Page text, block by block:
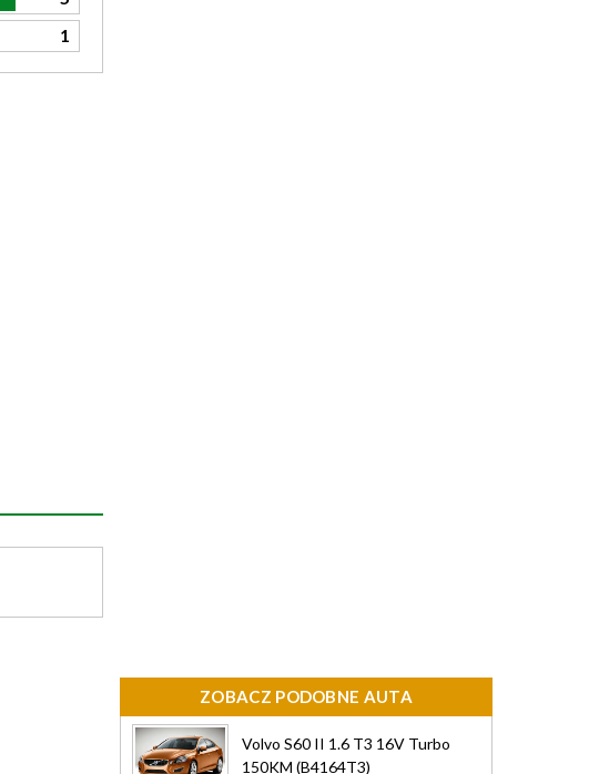
1
ZOBACZ PODOBNE AUTA
Volvo S60 II 1.6 T3 16V Turbo
150KM (B4164T3)